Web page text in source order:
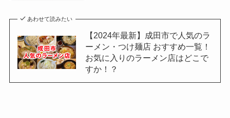
あわせて読みたい
【2024年最新】成田市で人気のラ
ーメン・つけ麺店 おすすめ一覧！
お気に入りのラーメン店はどこで
すか！？